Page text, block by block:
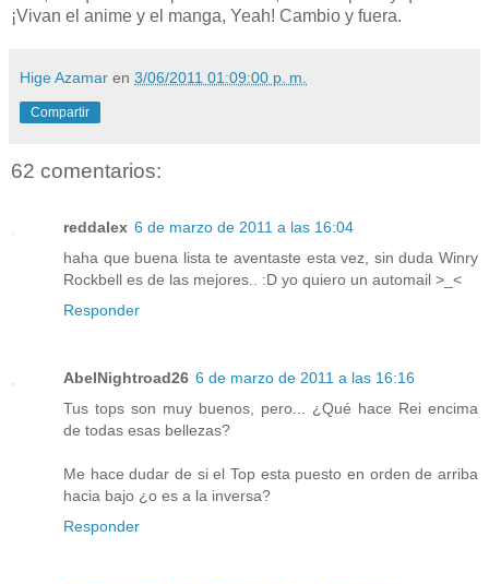
¡Vivan el anime y el manga, Yeah! Cambio y fuera.
Hige Azamar en 3/06/2011 01:09:00 p. m.
Compartir
62 comentarios:
reddalex 6 de marzo de 2011 a las 16:04
haha que buena lista te aventaste esta vez, sin duda Winry
Rockbell es de las mejores.. :D yo quiero un automail >_<
Responder
AbelNightroad26 6 de marzo de 2011 a las 16:16
Tus tops son muy buenos, pero... ¿Qué hace Rei encima
de todas esas bellezas?
Me hace dudar de si el Top esta puesto en orden de arriba
hacia bajo ¿o es a la inversa?
Responder